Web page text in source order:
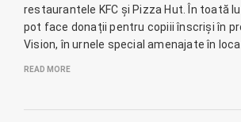
restaurantele KFC și Pizza Hut. În toată
pot face donații pentru copiii înscriși în
Vision, în urnele special amenajate în
READ MORE